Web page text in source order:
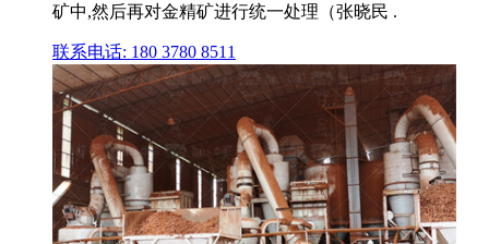
矿中,然后再对金精矿进行统一处理（张晓民 .
联系电话: 180 3780 8511